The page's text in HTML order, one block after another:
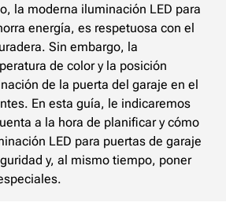
la moderna iluminación LED para
energía, es respetuosa con el
Sin embargo, la
de color y la posición
de la puerta del garaje en el
En esta guía, le indicaremos
a la hora de planificar y cómo
LED para puertas de garaje
y, al mismo tiempo, poner